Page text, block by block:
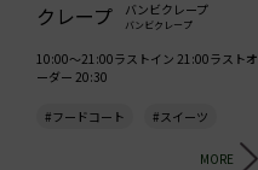
バンビクレープ
バンビクレープ
10:00～21:00ラストイン 21:00ラストオ
ーダー 20:30
#フードコート #スイーツ
MORE